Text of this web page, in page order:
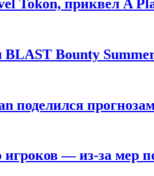
Tokon, приквел A
Bounty Summer
поделился
— из-за мер